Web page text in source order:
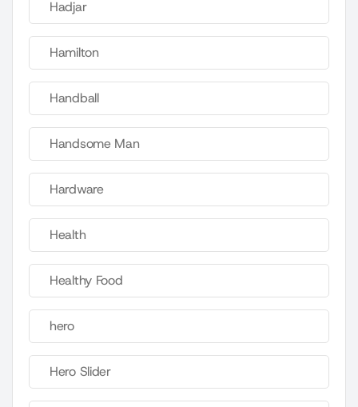
Hadjar
Hamilton
Handball
Handsome Man
Hardware
Health
Healthy Food
hero
Hero Slider